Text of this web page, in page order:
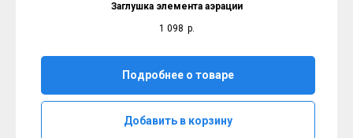
Заглушка элемента аэрации
1 098 р.
Подробнее о товаре
Добавить в корзину